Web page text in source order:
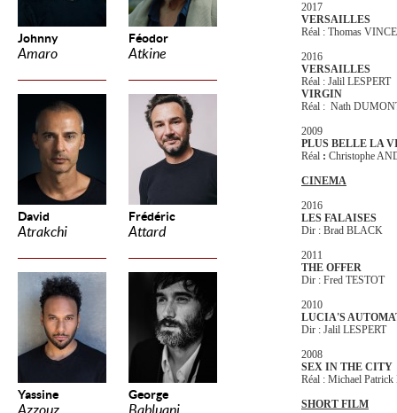
Johnny
Amaro
Féodor
Atkine
David
Atrakchi
Frédéric
Attard
Yassine
Azzouz
George
Babluani
2017
VERSAILLES
Réal : Thomas
2016
VERSAILLES
Réal : Jalil LESPERT
VIRGIN
Réal : Nath
2009
PLUS BELLE LA
Réal : Christophe
CINEMA
2016
LES FALAISES
Dir : Brad BLACK
2011
THE OFFER
Dir : Fred TESTOT
2010
LUCIA'S
Dir : Jalil LESPERT
2008
SEX IN THE CITY
Réal : Michael
SHORT FILM